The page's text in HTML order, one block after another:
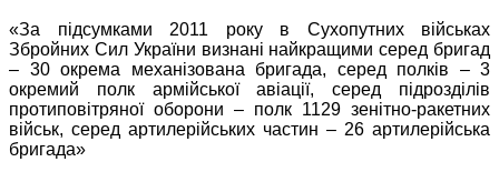
«За підсумками 2011 року в Сухопутних військах
Збройних Сил України визнані найкращими серед бригад
– 30 окрема механізована бригада, серед полків – 3
окремий полк армійської авіації, серед підрозділів
протиповітряної оборони – полк 1129 зенітно-ракетних
військ, серед артилерійських частин – 26 артилерійська
бригада»